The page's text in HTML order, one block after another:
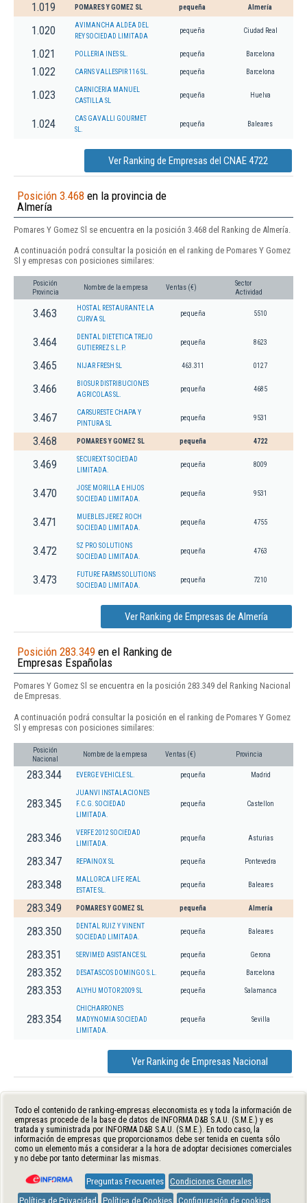
1.019 POMARES Y GOMEZ SL pequeña Almería
1.020
AVIMANCHA ALDEA DEL
REY SOCIEDAD LIMITADA
pequeña Ciudad Real
1.021 POLLERIA INES SL. pequeña Barcelona
1.022 CARNS VALLESPIR 116 SL. pequeña Barcelona
1.023
CARNICERIA MANUEL
CASTILLA SL
pequeña Huelva
1.024
CAS GAVALLI GOURMET
SL.
pequeña Baleares
Ver Ranking de Empresas del CNAE 4722
Posición 3.468 en la provincia de
Almería
Pomares Y Gomez Sl se encuentra en la posición 3.468 del Ranking de Almería.
A continuación podrá consultar la posición en el ranking de Pomares Y Gomez
Sl y empresas con posiciones similares:
Posición
Provincia
Nombre de la empresa Ventas (€)
Sector
Actividad
3.463
HOSTAL RESTAURANTE LA
CURVA SL
pequeña 5510
3.464
DENTAL DIETETICA TREJO
GUTIERREZ S.L.P.
pequeña 8623
3.465 NIJAR FRESH SL 463.311 0127
3.466
BIOSUR DISTRIBUCIONES
AGRICOLAS SL.
pequeña 4685
3.467
CARSURESTE CHAPA Y
PINTURA SL
pequeña 9531
3.468 POMARES Y GOMEZ SL pequeña 4722
3.469
SECUREXT SOCIEDAD
LIMITADA.
pequeña 8009
3.470
JOSE MORILLA E HIJOS
SOCIEDAD LIMITADA.
pequeña 9531
3.471
MUEBLES JEREZ ROCH
SOCIEDAD LIMITADA.
pequeña 4755
3.472
SZ PRO SOLUTIONS
SOCIEDAD LIMITADA.
pequeña 4763
3.473
FUTURE FARMS SOLUTIONS
SOCIEDAD LIMITADA.
pequeña 7210
Ver Ranking de Empresas de Almería
Posición 283.349 en el Ranking de
Empresas Españolas
Pomares Y Gomez Sl se encuentra en la posición 283.349 del Ranking Nacional
de Empresas.
A continuación podrá consultar la posición en el ranking de Pomares Y Gomez
Sl y empresas con posiciones similares:
Posición
Nacional
Nombre de la empresa Ventas (€) Provincia
283.344 EVERGE VEHICLE SL. pequeña Madrid
283.345
JUANVI INSTALACIONES
F.C.G. SOCIEDAD
LIMITADA.
pequeña Castellon
283.346
VERFE 2012 SOCIEDAD
LIMITADA.
pequeña Asturias
283.347 REPAINOX SL pequeña Pontevedra
283.348
MALLORCA LIFE REAL
ESTATE SL.
pequeña Baleares
283.349 POMARES Y GOMEZ SL pequeña Almería
283.350
DENTAL RUIZ Y VINENT
SOCIEDAD LIMITADA.
pequeña Baleares
283.351 SERVIMED ASISTANCE SL pequeña Gerona
283.352 DESATASCOS DOMINGO S.L. pequeña Barcelona
283.353 ALYHU MOTOR 2009 SL pequeña Salamanca
283.354
CHICHARRONES
MADYNOMIA SOCIEDAD
LIMITADA.
pequeña Sevilla
Ver Ranking de Empresas Nacional
Todo el contenido de ranking-empresas.eleconomista.es y toda la información de
empresas procede de la base de datos de INFORMA D&B S.A.U. (S.M.E.) y es
tratada y suministrada por INFORMA D&B S.A.U. (S.M.E.). En todo caso, la
información de empresas que proporcionamos debe ser tenida en cuenta sólo
como un elemento más a considerar a la hora de adoptar decisiones comerciales
y no debe por tanto determinar las mismas.
Preguntas Frecuentes Condiciones Generales
Política de Privacidad
Política de Cookies Configuración de cookies